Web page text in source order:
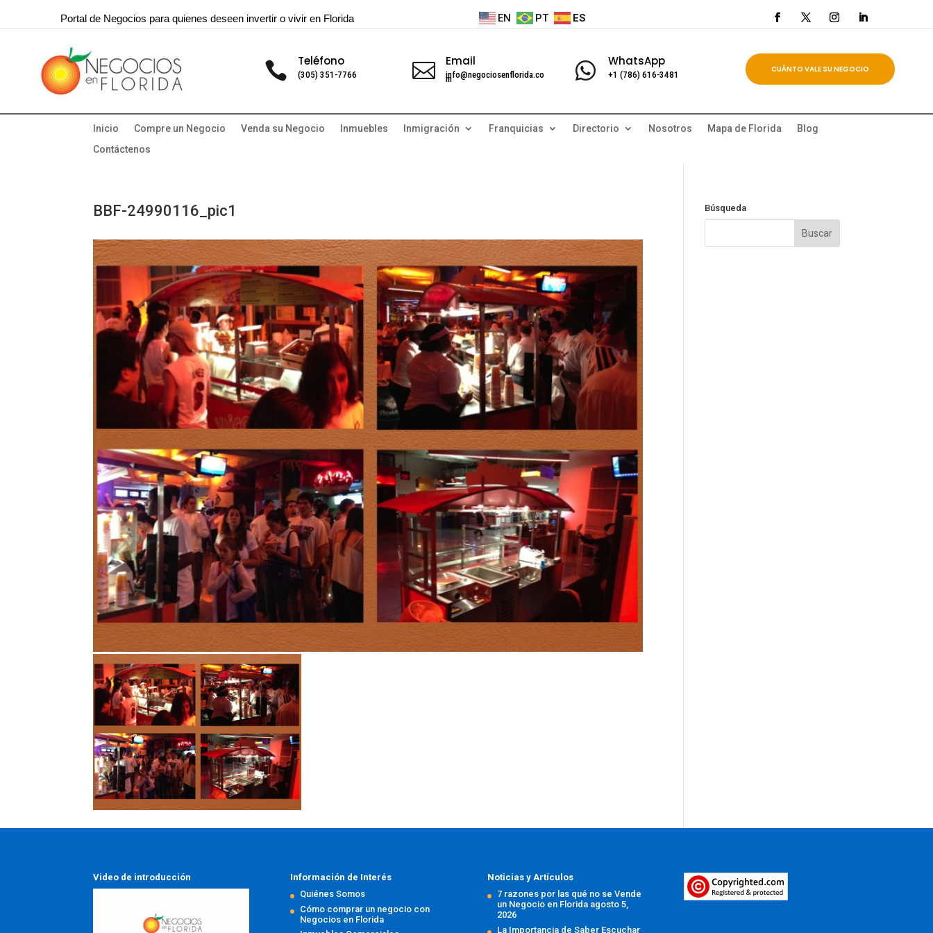
Portal de Negocios para quienes deseen invertir o vivir en Florida EN PT ES
 Teléfono
(305) 351-7766  Email
info@negociosenflorida.co
m  WhatsApp
+1 (786) 616-3481
CUÁNTO VALE SU NEGOCIO
Inicio Compre un Negocio Venda su Negocio Inmuebles Inmigración Franquicias Directorio Nosotros Mapa de Florida
Blog
Contáctenos
BBF-24990116_pic1 Búsqueda
Video de introducción
Información de Interés
Quiénes Somos
Cómo comprar un negocio con
Negocios en Florida
Noticias y Artículos
7 razones por las qué no se Vende
un Negocio en Florida agosto 5,
2026
La Importancia de Saber Escuchar